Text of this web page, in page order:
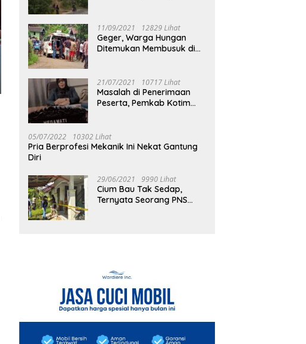
11/09/2021 12829 Lihat
Geger, Warga Hungan
Ditemukan Membusuk di
21/07/2021 10717 Lihat
Masalah di Penerimaan
Peserta, Pemkab Kotim
05/07/2022 10302 Lihat
Pria Berprofesi Mekanik Ini Nekat Gantung
Diri
29/06/2021 9990 Lihat
Cium Bau Tak Sedap,
Ternyata Seorang PNS